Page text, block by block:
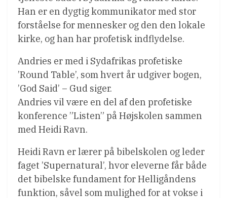
Han er en dygtig kommunikator med stor
forståelse for mennesker og den den lokale
kirke, og han har profetisk indflydelse.
Andries er med i Sydafrikas profetiske
’Round Table’, som hvert år udgiver bogen,
’God Said’ – Gud siger.
Andries vil være en del af den profetiske
konference ”Listen” på Højskolen sammen
med Heidi Ravn.
Heidi Ravn er lærer på bibelskolen og leder
faget ’Supernatural’, hvor eleverne får både
det bibelske fundament for Helligåndens
funktion, såvel som mulighed for at vokse i